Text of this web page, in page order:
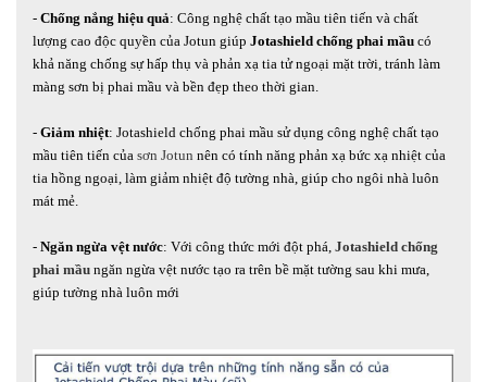
- Chống nắng hiệu quả: Công nghệ chất tạo mầu tiên tiến và chất
lượng cao độc quyền của Jotun giúp Jotashield chống phai mầu có
khả năng chống sự hấp thụ và phản xạ tia tử ngoại mặt trời, tránh làm
màng sơn bị phai mầu và bền đẹp theo thời gian.
- Giảm nhiệt: Jotashield chống phai mầu sử dụng công nghệ chất tạo
mầu tiên tiến của sơn Jotun nên có tính năng phản xạ bức xạ nhiệt của
tia hồng ngoại, làm giảm nhiệt độ tường nhà, giúp cho ngôi nhà luôn
mát mẻ.
- Ngăn ngừa vệt nước: Với công thức mới đột phá, Jotashield chống
phai mầu ngăn ngừa vệt nước tạo ra trên bề mặt tường sau khi mưa,
giúp tường nhà luôn mới